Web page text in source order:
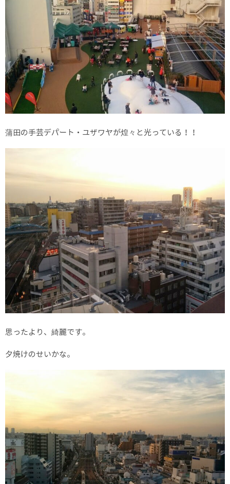
蒲田の手芸デパート・ユザワヤが煌々と光っている！！
思ったより、綺麗です。
夕焼けのせいかな。